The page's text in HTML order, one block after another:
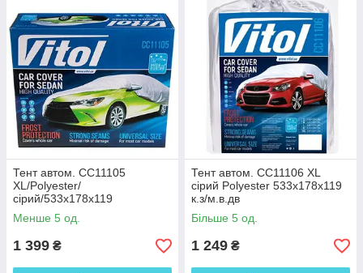
Тент автом. CC11105
XL/Polyester/
сірий/533х178х119
Менше 5 од.
1 399 ₴
Тент автом. CC11106 XL
сірий Polyester 533х178х119
к.з/м.в.дв
Більше 5 од.
1 249 ₴